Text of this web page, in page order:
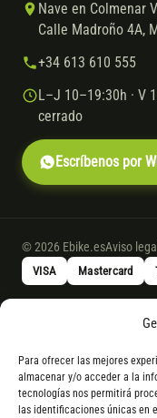
Para ofrecer las mejores
almacenar y/o acceder a la
tecnologías nos permitirá
las identificaciones únicas en
Nave en Colmenar
Calle Madroño 4A,
+34 613 610 555
L–J 10–19:30h · V
cerrado
Escríbenos por
© 2026 Ebike.esAviso legal
VISA Mastercard
* Financiación
los
* Los modelos con